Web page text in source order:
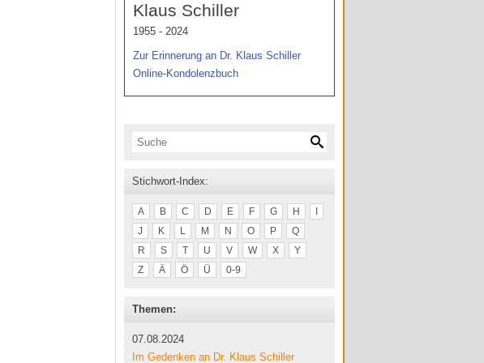
Klaus Schiller
1955 - 2024
Zur Erinnerung an Dr. Klaus Schiller
Online-Kondolenzbuch
Stichwort-Index:
A B C D E F G H
J
K L M N O P
Q
R
S T U V W X
Y
Z
Ä Ö Ü 0-9
Themen:
07.08.2024
Im Gedenken an Dr. Klaus Schiller